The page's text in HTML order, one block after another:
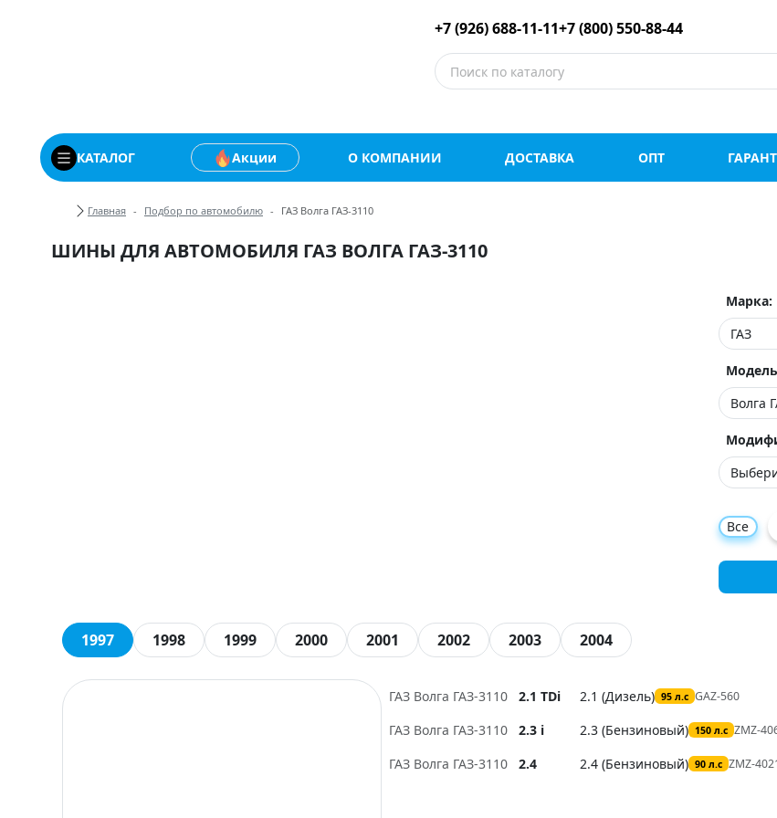
Купить автомобильные шины оптом и в
+7 (926) 688-11-11+7 (800) 550-88-44
КАТАЛОГ Акции О КОМПАНИИ ДОСТАВКА ОПТ
Хлебные крошки
Главная Подбор по автомобилю ГАЗ Волга ГАЗ-3110
ШИНЫ ДЛЯ АВТОМОБИЛЯ ГАЗ ВОЛГА ГАЗ-3110
Марка:
Все
1997 1998 1999 2000 2001 2002 2003 2004
ГАЗ Волга ГАЗ-3110 2.1 TDi 2.1 (Дизель) 95 л.с GAZ-560
ГАЗ Волга ГАЗ-3110 2.3 i 2.3 (Бензиновый) 150 л.с ZMZ-
ГАЗ Волга ГАЗ-3110 2.4 2.4 (Бензиновый) 90 л.с ZMZ-